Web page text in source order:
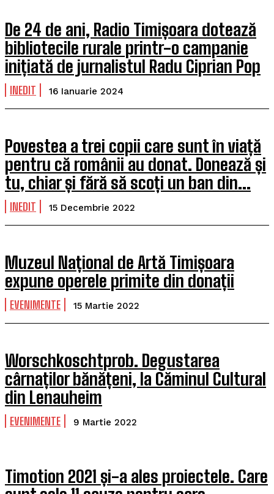
De 24 de ani, Radio Timișoara dotează
bibliotecile rurale printr-o campanie
inițiată de jurnalistul Radu Ciprian Pop
INEDIT 16 Ianuarie 2024
Povestea a trei copii care sunt în viață
pentru că românii au donat. Donează și
tu, chiar și fără să scoți un ban din...
INEDIT 15 Decembrie 2022
Muzeul Național de Artă Timișoara
expune operele primite din donații
EVENIMENTE 15 Martie 2022
Worschkoschtprob. Degustarea
cârnaților bănățeni, la Căminul Cultural
din Lenauheim
EVENIMENTE 9 Martie 2022
Timotion 2021 și-a ales proiectele. Care